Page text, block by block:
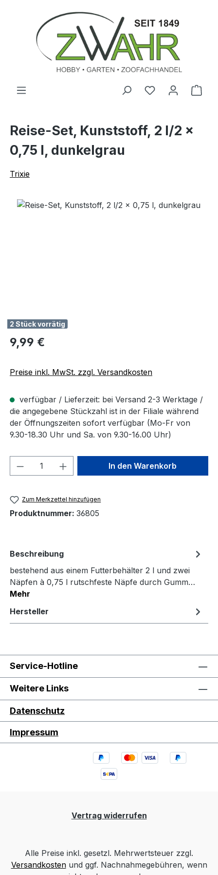
Zum Hauptinhalt springen
Reise-Set, Kunststoff, 2 l/2 ×
0,75 l, dunkelgrau
Trixie
Bildergalerie überspringen
2 Stück vorrätig
Regulärer Preis:
9,99 €
Preise inkl. MwSt. zzgl. Versandkosten
verfügbar / Lieferzeit: bei Versand 2-3 Werktage /
die angegebene Stückzahl ist in der Filiale während
der Öffnungszeiten sofort verfügbar (Mo-Fr von
9.30-18.30 Uhr und Sa. von 9.30-16.00 Uhr)
Produkt Anzahl: Gib denIn den Warenkorb
Zum Merkzettel hinzufügen
Produktnummer: 36805
Beschreibung
bestehend aus einem Futterbehälter 2 l und zwei
Näpfen à 0,75 l rutschfeste Näpfe durch Gumm…
Mehr
Hersteller
Service-Hotline
Weitere Links
Datenschutz
Impressum
Vertrag widerrufen
Alle Preise inkl. gesetzl. Mehrwertsteuer zzgl.
Versandkostenund ggf. Nachnahmegebühren, wenn